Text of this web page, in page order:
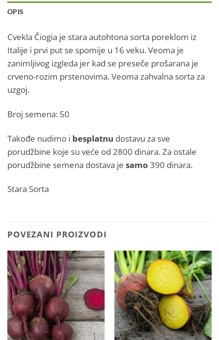
OPIS
Cvekla Čiogia je stara autohtona sorta poreklom iz
Italije i prvi put se spomije u 16 veku. Veoma je
zanimljivog izgleda jer kad se preseče prošarana je
crveno-rozim prstenovima. Veoma zahvalna sorta za
uzgoj.
Broj semena: 50
Takođe nudimo i besplatnu dostavu za sve
porudžbine koje su veće od 2800 dinara. Za ostale
porudžbine semena dostava je samo 390 dinara.
Stara Sorta
POVEZANI PROIZVODI